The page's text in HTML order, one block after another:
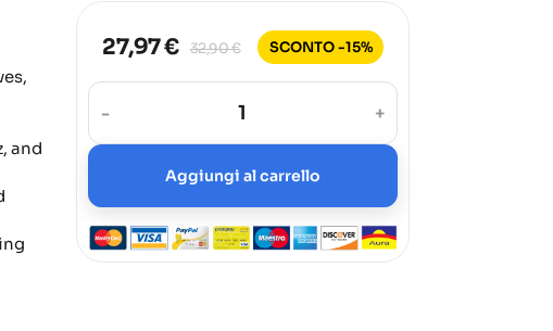
and
27,97 € 32,90 € SCONTO -15%
- +
Aggiungi al carrello